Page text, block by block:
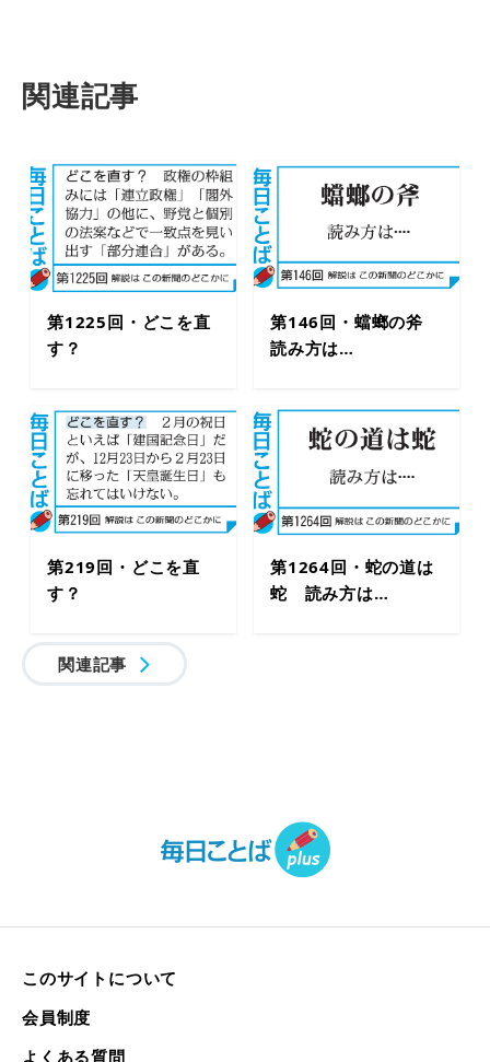
関連記事
第1225回・どこを直
す？
第146回・蟷螂の斧
読み方は…
第219回・どこを直
す？
第1264回・蛇の道は
蛇 読み方は…
関連記事
このサイトについて
会員制度
よくある質問